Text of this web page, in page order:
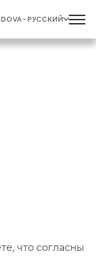
- РУССКИЙ
что согласны